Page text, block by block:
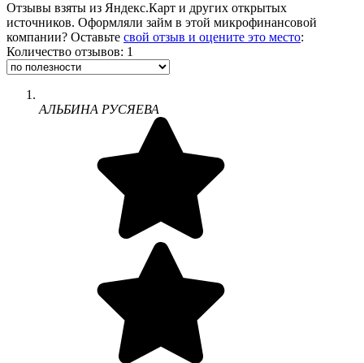
Отзывы взяты из Яндекс.Карт и других открытых
источников. Оформляли займ в этой микрофинансовой
компании? Оставьте свой отзыв и оцените это место:
Количество отзывов: 1
АЛЬБИНА РУСЯЕВА